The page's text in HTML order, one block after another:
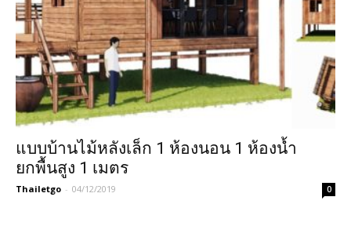
แบบบ้านไม้หลังเล็ก 1 ห้องนอน 1 ห้องน้ำ
ยกพื้นสูง 1 เมตร
Thailetgo - 04/12/2019 0